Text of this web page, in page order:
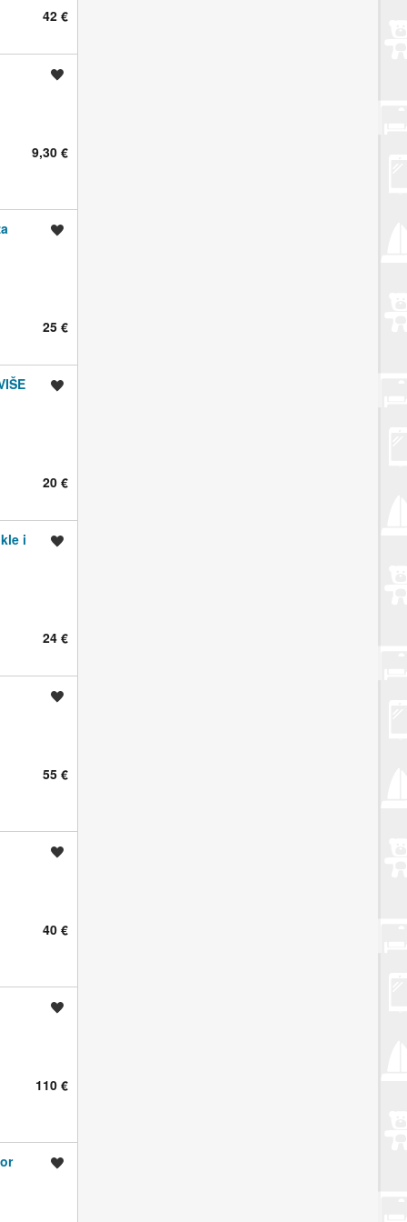
42 €
9,30 €
25 €
20 €
i
24 €
55 €
40 €
110 €